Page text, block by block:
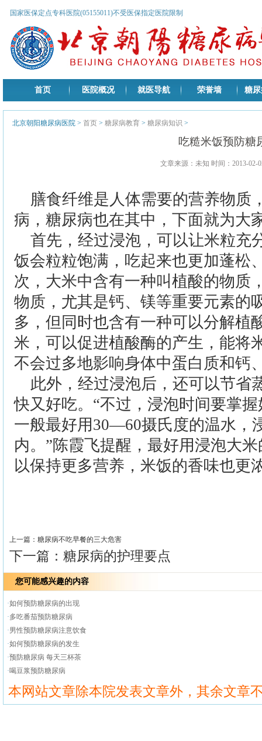
国家医保定点专科医院(05155011)不受医保指定医院限制
首页 医院概况 就医导航 荣誉墙 糖
北京朝阳糖尿病医院 > 首页 > 糖尿病教育 > 糖尿病知识 >
吃糙米饭预防糖
文章来源：未知 时间：2013-02-
膳食纤维是人体需要的营养物质
病，糖尿病也在其中，下面就为大
首先，经过浸泡，可以让米粒充
饭会粒粒饱满，吃起来也更加蓬松
次，大米中含有一种叫植酸的物质
物质，尤其是钙、镁等重要元素的
多，但同时也含有一种可以分解植
米，可以促进植酸酶的产生，能将
不会过多地影响身体中蛋白质和钙
此外，经过浸泡后，还可以节省
快又好吃。“不过，浸泡时间要掌
一般最好用30—60摄氏度的温水，
内。”陈霞飞提醒，最好用浸泡大
以保持更多营养，米饭的香味也更
上一篇： 糖尿病不吃早餐的三大危害
下一篇： 糖尿病的护理要点
您可能感兴趣的内容
·如何预防糖尿病的出现
·多吃番茄预防糖尿病
·男性预防糖尿病注意饮食
·如何预防糖尿病的发生
·预防糖尿病 每天三杯茶
·喝豆浆预防糖尿病
本网站文章除本院发表文章外，其余文章